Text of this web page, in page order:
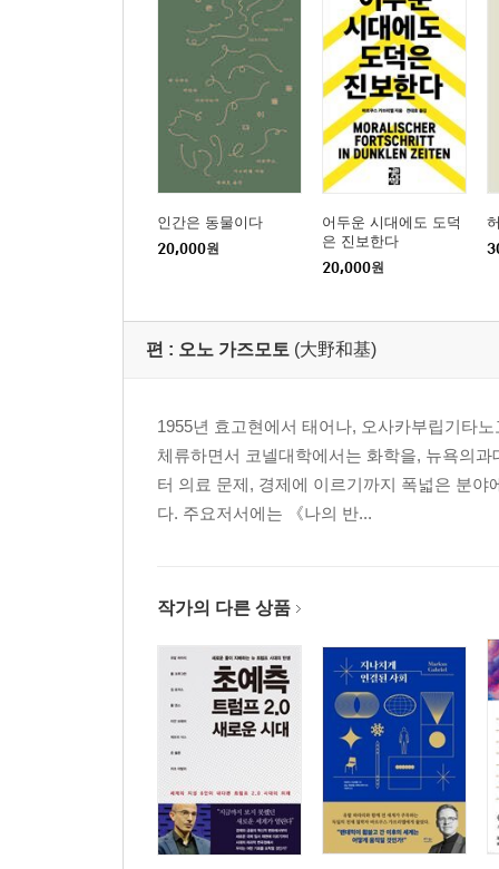
인간은 동물이다
20,000원
어두운 시대에도 도덕
은 진보한다
20,000원
편 : 오노 가즈모토 (大野和基)
1955년 효고현에서 태어나, 오사카부립기타
체류하면서 코넬대학에서는 화학을, 뉴욕의
터 의료 문제, 경제에 이르기까지 폭넓은 분
다. 주요저서에는 《나의 반...
작가의 다른 상품